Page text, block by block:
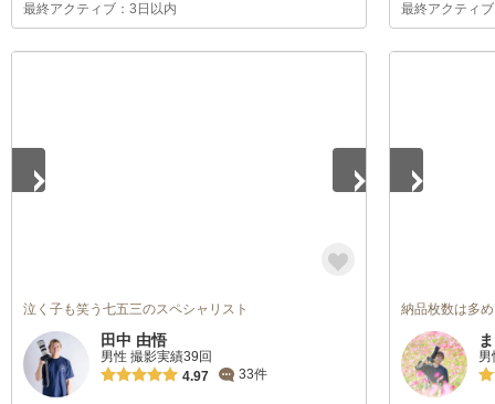
最終アクティブ：3日以内 最終アクティ
泣く子も笑う七五三のスペシャリスト
田中 由悟
男性 撮影実績39回
4.97
33件
納品枚数は多